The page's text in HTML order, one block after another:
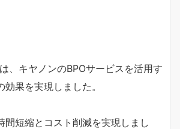
、キヤノンのBPOサービスを活用す
果を実現しました。
間短縮とコスト削減を実現しまし